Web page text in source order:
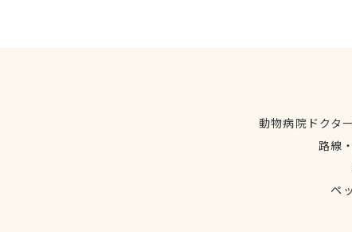
動物病院ドクタ
路線
ペ